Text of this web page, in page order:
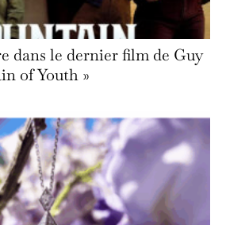
dans le dernier film de Guy
of Youth »